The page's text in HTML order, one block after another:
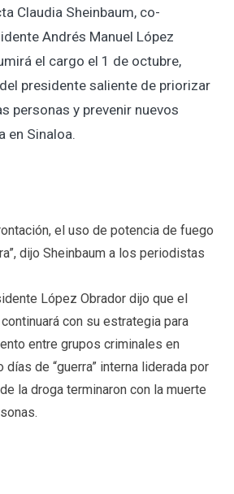
Claudia Sheinbaum, co-
Andrés Manuel López
el cargo el 1 de octubre,
presidente saliente de priorizar
personas y prevenir nuevos
en Sinaloa.
el uso de potencia de fuego
dijo Sheinbaum a los periodistas
López Obrador dijo que el
con su estrategia para
entre grupos criminales en
días de “guerra” interna liderada por
la droga terminaron con la muerte